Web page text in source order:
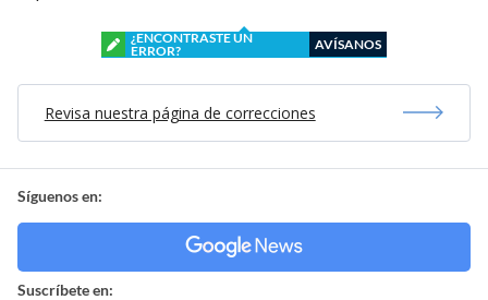
¿ENCONTRASTE UN
ERROR?
AVÍSANOS
Revisa nuestra página de correcciones
Síguenos en:
Suscríbete en: